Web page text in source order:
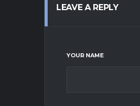
LEAVE A REPLY
YOUR NAME